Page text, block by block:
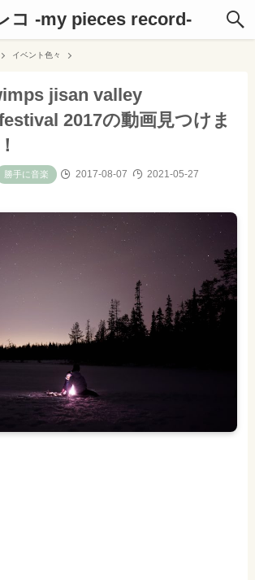
コ -my pieces record-
イベント色々
jisan valley
2017の動画見つけま
勝手に音楽 2017-08-07 2021-05-27